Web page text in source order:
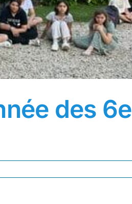
des 6e